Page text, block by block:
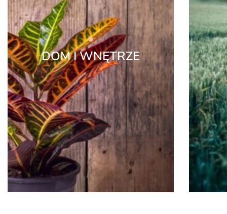
DOM I WNĘTRZE